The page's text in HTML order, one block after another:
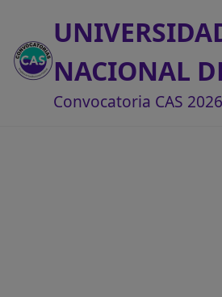
NACIONAL
Convocatoria CAS 2026